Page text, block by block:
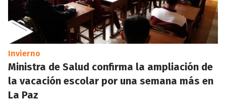
Invierno
Ministra de Salud confirma la ampliación de
la vacación escolar por una semana más en
La Paz